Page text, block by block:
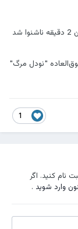
یک سرآشپز انگلیسی پس از خوردن تُندترین نودل جهان 2 دقیقه ناشنوا شد
فوق‌العاده "نودل مرگ"
نام کنید. اگر
وارد شوید.